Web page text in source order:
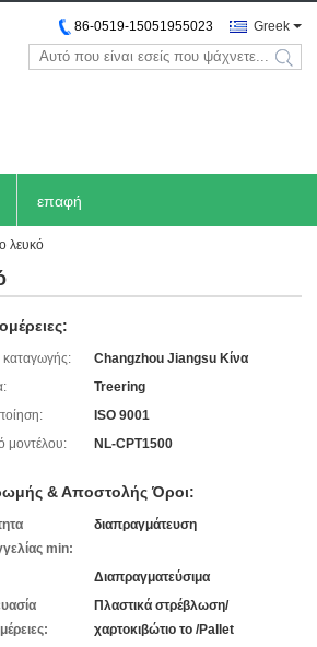
Greek
86-0519-15051955023
search
επαφή
λευκό
Changzhou Jiangsu Κίνα
Treering
ISO 9001
μοντέλου:
NL-CPT1500
& Αποστολής Όροι:
min:
διαπραγμάτευση
Διαπραγματεύσιμα
Πλαστικά στρέβλωση/
χαρτοκιβώτιο το /Pallet